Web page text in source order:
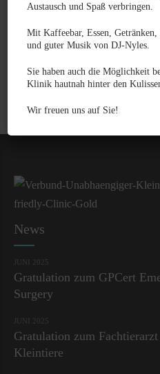
Oberärztin für Dermatologie
Zusatzbezeichnung
Mitgliedschaften:
DGVD – Deutsche
ESVD – European Society
News
JUNI 2025
Gratulation zum GPCert
Surgery
JUNI 2025
Gratulation zum
Kleintiere
Austausch und Spaß verbringen.
Mit Kaffeebar, Essen,
und guter Musik von DJ-Nyles.
Sie haben auch die Möglichkeit
Klinik hautnah hinter den
Wir freuen uns auf Sie!